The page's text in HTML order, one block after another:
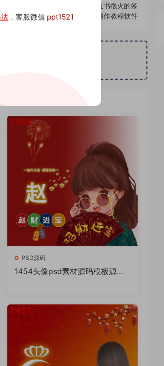
模板源文件 QQ微信抖音快手小红书很火的签
名百家姓氏头像制作教程软件
PSD源码
1454头像psd素材源码模板源文
，客服微信 ppt1521